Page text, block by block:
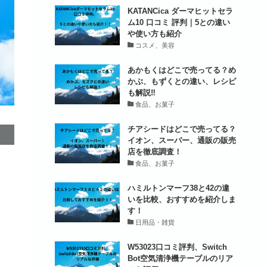
KATANCica ダーマヒットセラ
ム10 口コミ 評判｜5との違い
や使い方も紹介
コスメ、美容
あかもくはどこで売ってる？め
かぶ、もずくとの違い、レシピ
も解説‼
食品、お菓子
チアシードはどこで売ってる？
イオン、スーパー、通販の販売
店を徹底調査！
食品、お菓子
ハミルトンマーフ38と42の違
いを比較、おすすめを紹介しま
す！
日用品・雑貨
W53023口コミ評判、Switch
Bot空気清浄機テーブルのリア